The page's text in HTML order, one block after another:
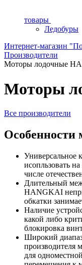
товары
Ледобуры
Интернет-магазин
Производители
Моторы лодочные
Моторы
Все производители
Особенности
Универсальное
исопльзовать
числе
Длительный
HANGKAI
обкатки
Наличие
какой либо
блокировка
Широкий
производителя
для